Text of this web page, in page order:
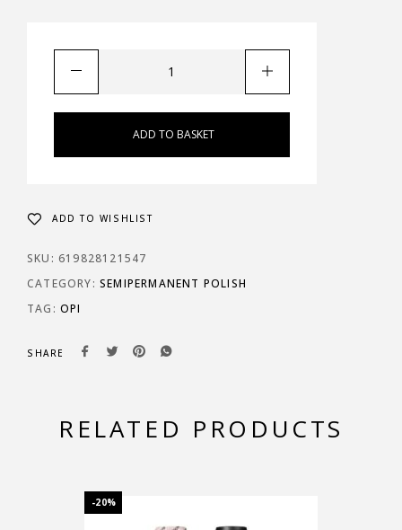
ADD TO BASKET
ADD TO WISHLIST
SKU: 619828121547
CATEGORY: SEMIPERMANENT POLISH
TAG: OPI
SHARE
RELATED PRODUCTS
-20%